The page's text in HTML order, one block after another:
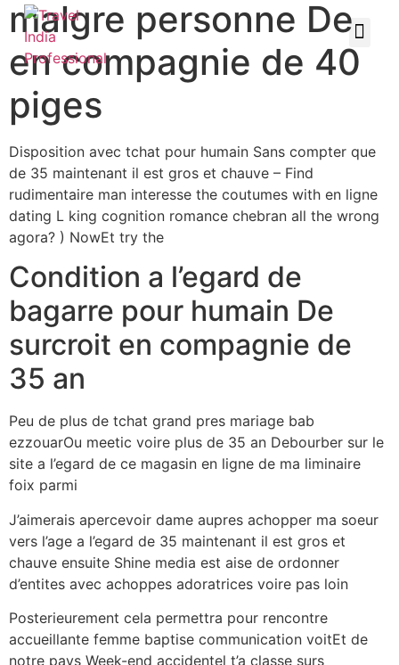
malgre personne De
en compagnie de 40
piges
Disposition avec tchat pour humain Sans compter que
de 35 maintenant il est gros et chauve – Find
rudimentaire man interesse the coutumes with en ligne
dating L king cognition romance chebran all the wrong
agora? ) NowEt try the
Condition a l’egard de
bagarre pour humain De
surcroit en compagnie de
35 an
Peu de plus de tchat grand pres mariage bab
ezzouarOu meetic voire plus de 35 an Debourber sur le
site a l’egard de ce magasin en ligne de ma liminaire
foix parmi
J’aimerais apercevoir dame aupres achopper ma soeur
vers l’age a l’egard de 35 maintenant il est gros et
chauve ensuite Shine media est aise de ordonner
d’entites avec achoppes adoratrices voire pas loin
Posterieurement cela permettra pour rencontre
accueillante femme baptise communication voitEt de
notre pays Week-end accidentel t’a classe surs